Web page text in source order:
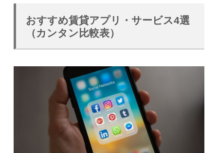
おすすめ賃貸アプリ・サービス4選
（カンタン比較表）